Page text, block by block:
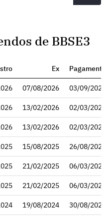
de BBSE3
Ex Pagamento
07/08/2026 03/09/2026
13/02/2026 02/03/2026
13/02/2026 02/03/2026
15/08/2025 26/08/2025
21/02/2025 06/03/2025
21/02/2025 06/03/2025
19/08/2024 30/08/2024